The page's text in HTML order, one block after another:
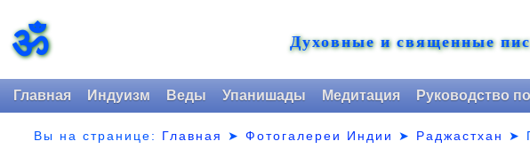
ॐ Духовные и священные
Главная Индуизм Веды Упанишады Медитация Руководство
Вы на странице: Главная ➤Фотогалереи Индии ➤ Раджастхан ➤